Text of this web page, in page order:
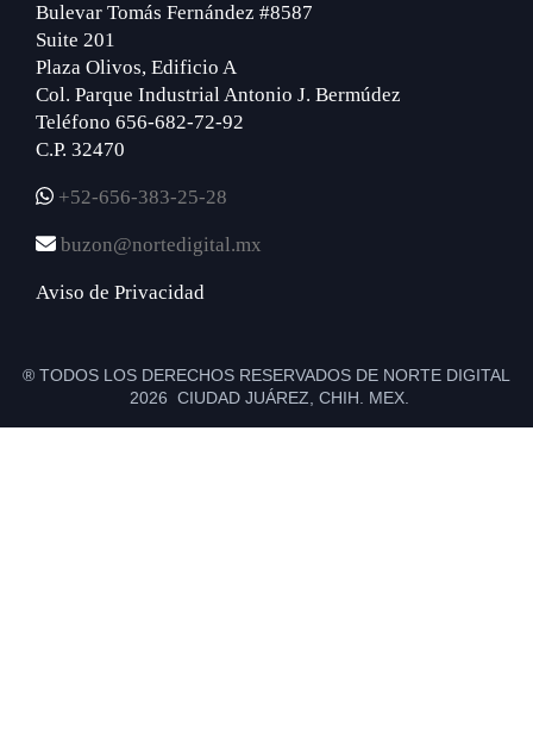
Bulevar Tomás Fernández #8587
Suite 201
Plaza Olivos, Edificio A
Col. Parque Industrial Antonio J. Bermúdez
Teléfono 656-682-72-92
C.P. 32470
+52-656-383-25-28
buzon@nortedigital.mx
Aviso de Privacidad
® TODOS LOS DERECHOS RESERVADOS DE NORTE DIGITAL
2026 CIUDAD JUÁREZ, CHIH. MEX.